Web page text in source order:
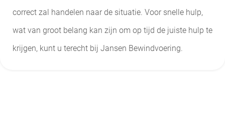
correct zal handelen naar de situatie. Voor snelle hulp,
wat van groot belang kan zijn om op tijd de juiste hulp te
krijgen, kunt u terecht bij Jansen Bewindvoering.